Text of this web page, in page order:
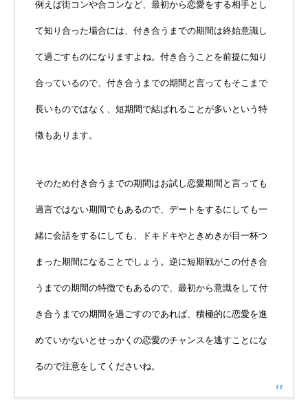
例えば街コンや合コンなど、最初から恋愛をする相手とし
て知り合った場合には、付き合うまでの期間は終始意識し
て過ごすものになりますよね。付き合うことを前提に知り
合っているので、付き合うまでの期間と言ってもそこまで
長いものではなく、短期間で結ばれることが多いという特
徴もあります。
そのため付き合うまでの期間はお試し恋愛期間と言っても
過言ではない期間でもあるので、デートをするにしても一
緒に会話をするにしても、ドキドキやときめきが目一杯つ
まった期間になることでしょう。逆に短期戦がこの付き合
うまでの期間の特徴でもあるので、最初から意識をして付
き合うまでの期間を過ごすのであれば、積極的に恋愛を進
めていかないとせっかくの恋愛のチャンスを逃すことにな
るので注意をしてくださいね。